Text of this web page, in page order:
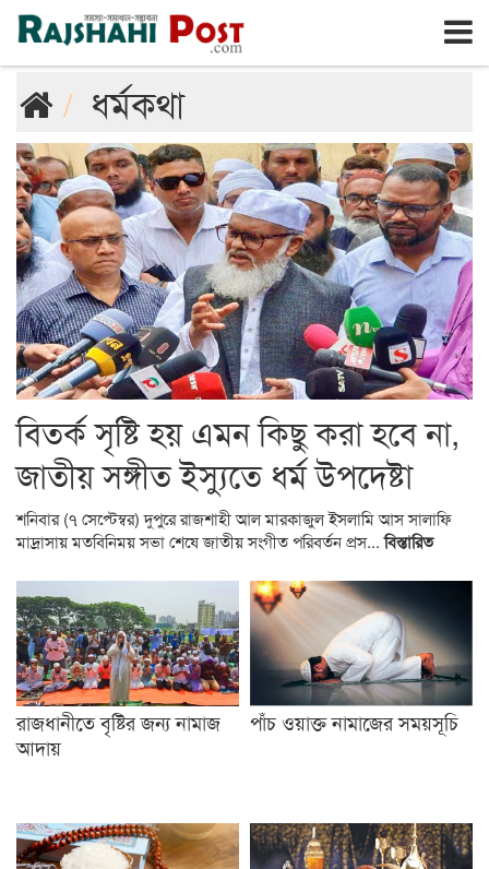
রাজশাহী শনিবার, ৮ই আগস্ট ২০২৬, ২৫শে শ্রাবণ ১৪৩৩
ধর্মকথা
বিতর্ক সৃষ্টি হয় এমন কিছু করা হবে না,
জাতীয় সঙ্গীত ইস্যুতে ধর্ম উপদেষ্টা
শনিবার (৭ সেপ্টেম্বর) দুপুরে রাজশাহী আল মারকাজুল ইসলামি আস সালাফি
মাদ্রাসায় মতবিনিময় সভা শেষে জাতীয় সংগীত পরিবর্তন প্রস...বিস্তারিত
রাজধানীতে বৃষ্টির জন্য নামাজ
আদায়
পাঁচ ওয়াক্ত নামাজের সময়সূচি